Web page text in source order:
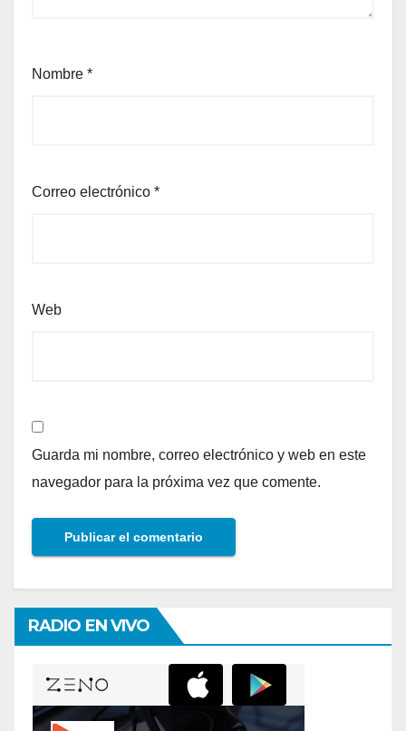
Nombre *
Correo electrónico *
Web
Guarda mi nombre, correo electrónico y web en este
navegador para la próxima vez que comente.
RADIO EN VIVO